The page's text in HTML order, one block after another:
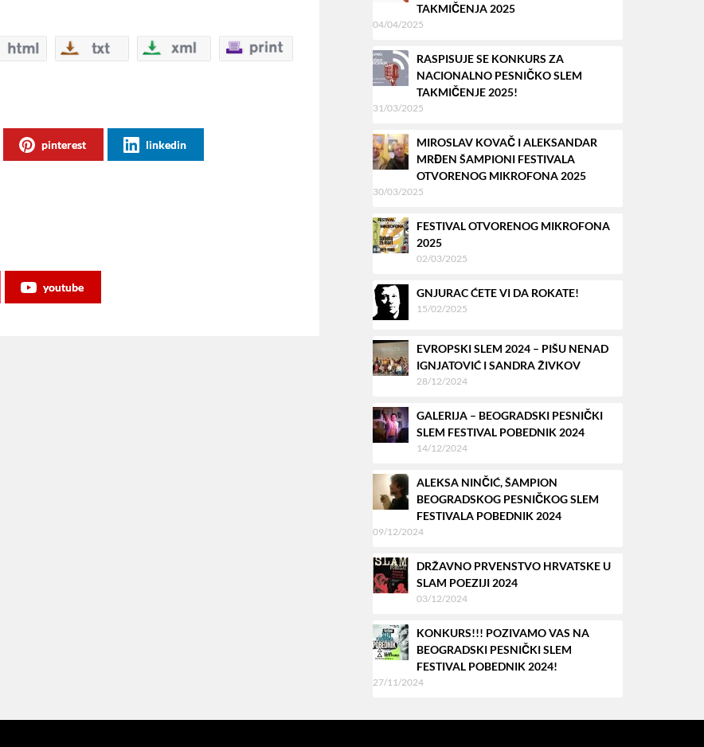
pinterest linkedin
youtube
TAKMIČENJA 2025
04/04/2025
RASPISUJE SE KONKURS ZA
NACIONALNO PESNIČKO SLEM
TAKMIČENJE 2025!
31/03/2025
MIROSLAV KOVAČ I ALEKSANDAR
MRĐEN ŠAMPIONI FESTIVALA
OTVORENOG MIKROFONA 2025
30/03/2025
FESTIVAL OTVORENOG MIKROFONA
2025
02/03/2025
GNJURAC ĆETE VI DA ROKATE!
15/02/2025
EVROPSKI SLEM 2024 – PIŠU NENAD
IGNJATOVIĆ I SANDRA ŽIVKOV
28/12/2024
GALERIJA – BEOGRADSKI PESNIČKI
SLEM FESTIVAL POBEDNIK 2024
14/12/2024
ALEKSA NINČIĆ, ŠAMPION
BEOGRADSKOG PESNIČKOG SLEM
FESTIVALA POBEDNIK 2024
09/12/2024
DRŽAVNO PRVENSTVO HRVATSKE U
SLAM POEZIJI 2024
03/12/2024
KONKURS!!! POZIVAMO VAS NA
BEOGRADSKI PESNIČKI SLEM
FESTIVAL POBEDNIK 2024!
27/11/2024